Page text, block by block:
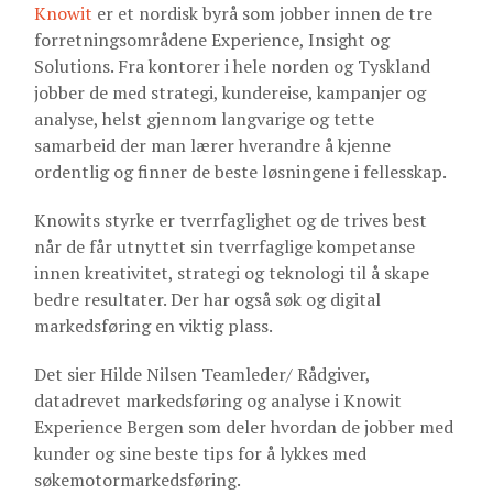
Knowit er et nordisk byrå som jobber innen de tre
forretningsområdene Experience, Insight og
Solutions. Fra kontorer i hele norden og Tyskland
jobber de med strategi, kundereise, kampanjer og
analyse, helst gjennom langvarige og tette
samarbeid der man lærer hverandre å kjenne
ordentlig og finner de beste løsningene i fellesskap.
Knowits styrke er tverrfaglighet og de trives best
når de får utnyttet sin tverrfaglige kompetanse
innen kreativitet, strategi og teknologi til å skape
bedre resultater. Der har også søk og digital
markedsføring en viktig plass.
Det sier Hilde Nilsen Teamleder/ Rådgiver,
datadrevet markedsføring og analyse i Knowit
Experience Bergen som deler hvordan de jobber med
kunder og sine beste tips for å lykkes med
søkemotormarkedsføring.